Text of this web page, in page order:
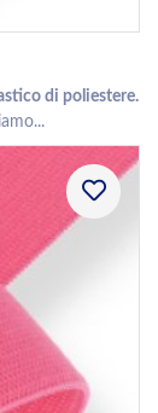
di poliestere.